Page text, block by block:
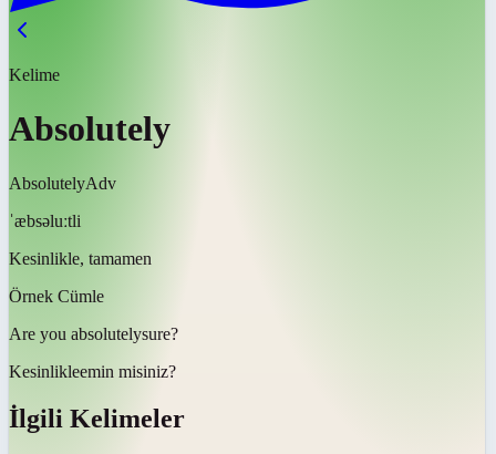
Kelime
Absolutely
AbsolutelyAdv
ˈæbsəluːtli
Kesinlikle, tamamen
Örnek Cümle
Are you absolutelysure?
Kesinlikleemin misiniz?
İlgili Kelimeler